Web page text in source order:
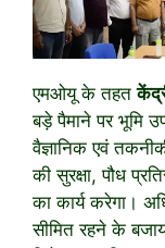
एमओयू के तहत
बड़े पैमाने पर भूमि
वैज्ञानिक एवं
की सुरक्षा, पौध
का कार्य करेगा।
सीमित रहने के